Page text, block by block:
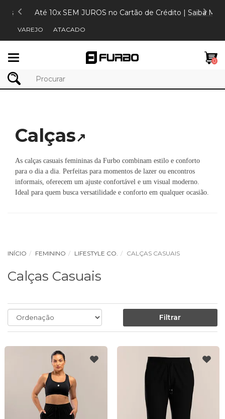
Até 10x SEM JUROS no Cartão de Crédito |Saiba Mais
VAREJO ATACADO
0
Calças↗
As calças casuais femininas da Furbo combinam estilo e conforto
para o dia a dia. Perfeitas para momentos de lazer ou encontros
informais, oferecem um ajuste confortável e um visual moderno.
Ideal para quem busca versatilidade e conforto em qualquer ocasião.
INÍCIO FEMININO LIFESTYLE CO. CALÇAS CASUAIS
Calças Casuais
Filtrar